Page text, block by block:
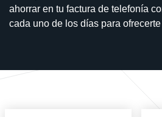
ahorrar en tu factura de telefonía
cada uno de los días para